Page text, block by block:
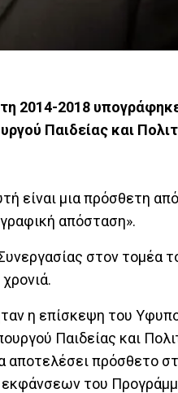
2014-2018
Παιδείας και
είναι μια πρόσθετη
απόσταση».
στον τομέα
η επίσκεψη του
Παιδείας και
αποτελέσει πρόσθετο
του